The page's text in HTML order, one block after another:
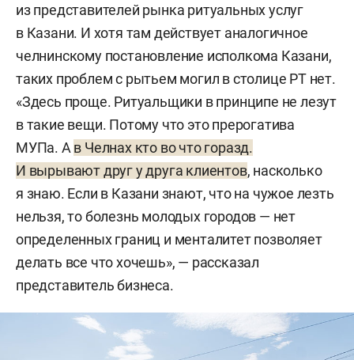
из представителей рынка ритуальных услуг
в Казани. И хотя там действует аналогичное
челнинскому постановление исполкома Казани,
таких проблем с рытьем могил в столице РТ нет.
«Здесь проще. Ритуальщики в принципе не лезут
в такие вещи. Потому что это прерогатива
МУПа. А в Челнах кто во что горазд.
И вырывают друг у друга клиентов, насколько
я знаю. Если в Казани знают, что на чужое лезть
нельзя, то болезнь молодых городов — нет
определенных границ и менталитет позволяет
делать все что хочешь», — рассказал
представитель бизнеса.